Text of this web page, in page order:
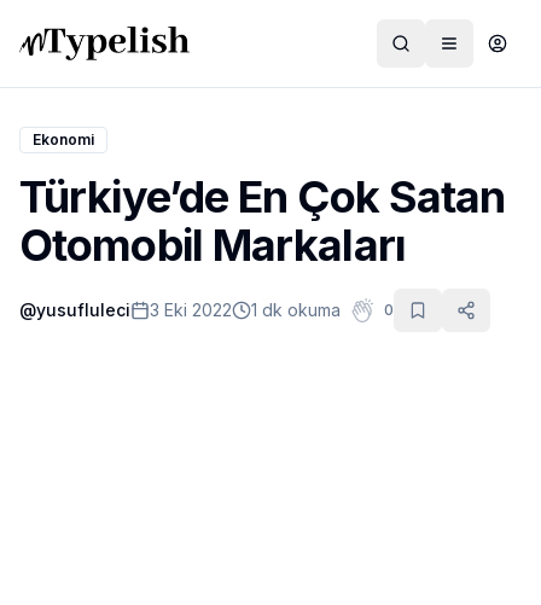
Dünya
Film ve Dizi
Kültür ve Sanat
Ekonomi
Türkiye’de En Çok Satan
Otomobil Markaları
@yusufluleci 3 Eki 2022 1 dk okuma 0